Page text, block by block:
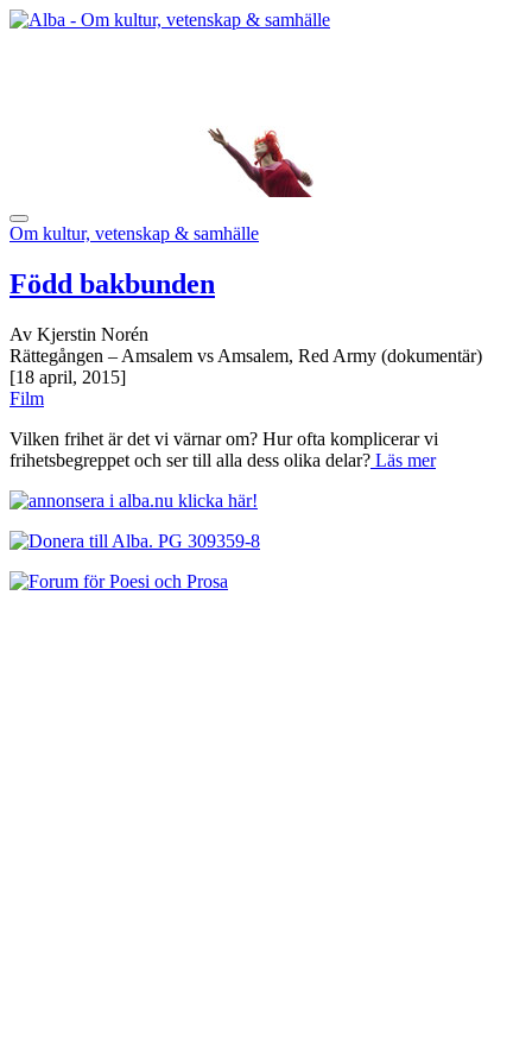
Om kultur, vetenskap & samhälle
Född bakbunden
Av Kjerstin Norén
Rättegången – Amsalem vs Amsalem, Red Army (dokumentär)
[18 april, 2015]
Film
Vilken frihet är det vi värnar om? Hur ofta komplicerar vi
frihetsbegreppet och ser till alla dess olika delar? Läs mer